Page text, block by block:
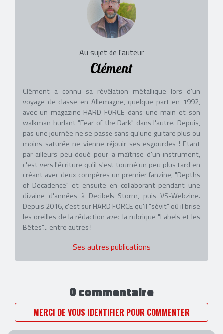
Au sujet de l'auteur
Clément
Clément a connu sa révélation métallique lors d'un
voyage de classe en Allemagne, quelque part en 1992,
avec un magazine HARD FORCE dans une main et son
walkman hurlant "Fear of the Dark" dans l'autre. Depuis,
pas une journée ne se passe sans qu'une guitare plus ou
moins saturée ne vienne réjouir ses esgourdes ! Etant
par ailleurs peu doué pour la maîtrise d'un instrument,
c'est vers l'écriture qu'il s'est tourné un peu plus tard en
créant avec deux compères un premier fanzine, "Depths
of Decadence" et ensuite en collaborant pendant une
dizaine d'années à Decibels Storm, puis VS-Webzine.
Depuis 2016, c'est sur HARD FORCE qu'il "sévit" où il brise
les oreilles de la rédaction avec la rubrique "Labels et les
Bêtes"... entre autres !
Ses autres publications
0 commentaire
MERCI DE VOUS IDENTIFIER POUR COMMENTER